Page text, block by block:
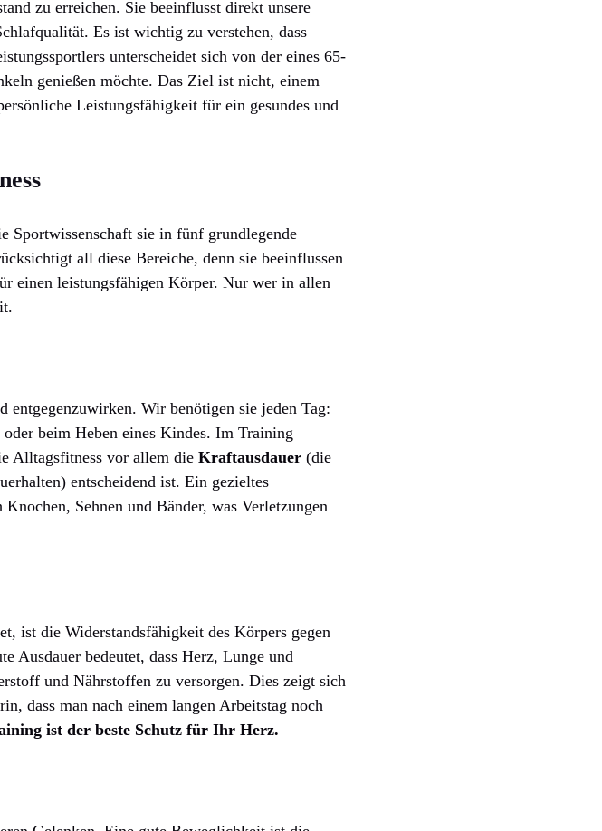
zu erreichen. Sie beeinflusst direkt unsere
Es ist wichtig zu verstehen, dass
unterscheidet sich von der eines 65-
genießen möchte. Das Ziel ist nicht, einem
Leistungsfähigkeit für ein gesundes und
Sportwissenschaft sie in fünf grundlegende
all diese Bereiche, denn sie beeinflussen
einen leistungsfähigen Körper. Nur wer in allen
Wir benötigen sie jeden Tag:
beim Heben eines Kindes. Im Training
Alltagsfitness vor allem die Kraftausdauer (die
entscheidend ist. Ein gezieltes
Sehnen und Bänder, was Verletzungen
ist die Widerstandsfähigkeit des Körpers gegen
Ausdauer bedeutet, dass Herz, Lunge und
und Nährstoffen zu versorgen. Dies zeigt sich
dass man nach einem langen Arbeitstag noch
ist der beste Schutz für Ihr Herz.